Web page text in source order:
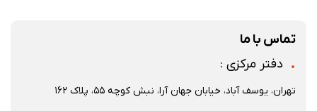
تماس با ما
دفتر مرکزی :
تهران، یوسف آباد، خیابان جهان آرا، نبش کوچه 55، پلاک 162